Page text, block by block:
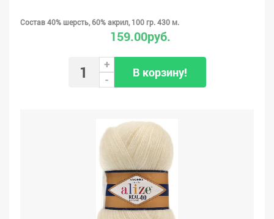
Состав 40% шерсть, 60% акрил, 100 гр. 430 м.
159.00руб.
+
-
В корзину!